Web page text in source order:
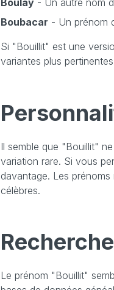
Boubacar - Un prénom
Si "Bouillit" est une
variantes plus
Il semble que "Bouillit"
variation rare. Si vous
davantage. Les prénoms
célèbres.
Le prénom "Bouillit"